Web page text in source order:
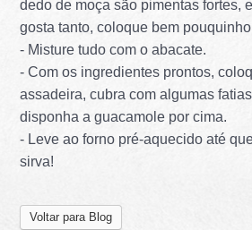
dedo de moça são pimentas fortes,
gosta tanto, coloque bem
- Misture tudo com o abacate.
- Com os ingredientes prontos,
assadeira, cubra com algumas
disponha a guacamole por cima.
- Leve ao forno pré-aquecido até
sirva!
Voltar para Blog